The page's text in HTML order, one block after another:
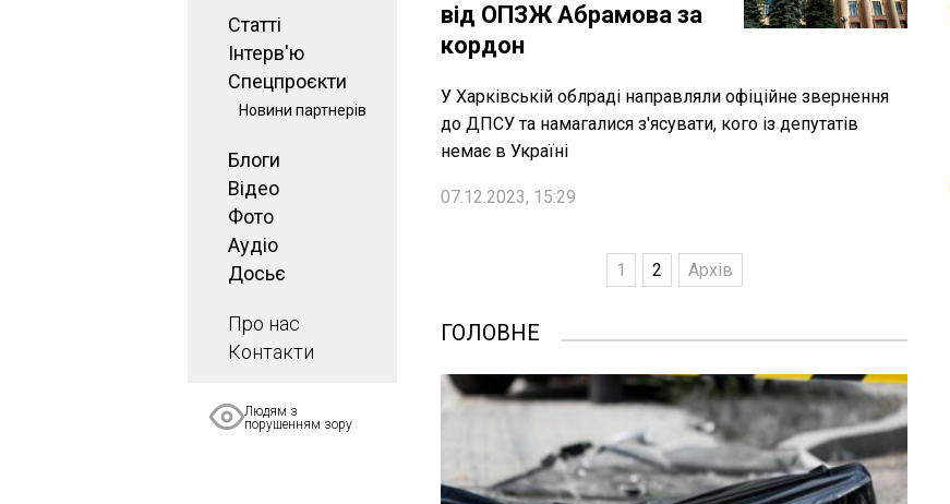
Статті
Інтерв'ю
Спецпроєкти
Новини партнерів
Блоги
Відео
Фото
Аудіо
Досьє
Про нас
Контакти
Людям з
порушенням зору
від ОПЗЖ Абрамова за
кордон
У Харківській облраді направляли офіційне звернення
до ДПСУ та намагалися з'ясувати, кого із депутатів
немає в Україні
07.12.2023, 15:29
1 2 Архів
ГОЛОВНЕ